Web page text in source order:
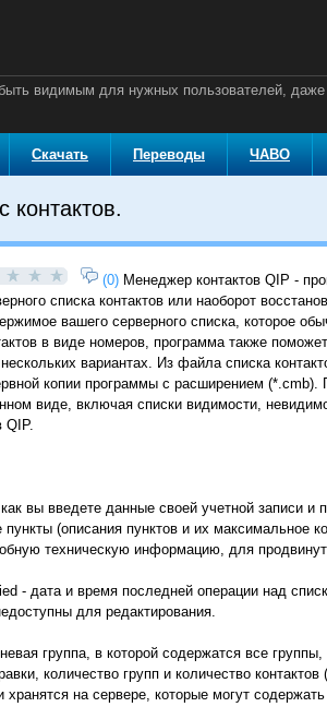
видимым для нужных пользователей,
Скачать Переводы ЧАВО
контактов.
(0) Менеджер контактов QIP -
списка контактов или наоборот
вашего серверного списка, которое
в виде номеров, программа также
вариантах. Из файла списка
копии программы с расширением (*.cmb).
виде, включая списки видимости,
QIP.
вы введете данные своей учетной записи и
(описания пунктов и их максимальное
техническую информацию, для
- дата и время последней операции над
для редактирования.
группа, в которой содержатся все
количество групп и количество
хранятся на сервере, которые могут